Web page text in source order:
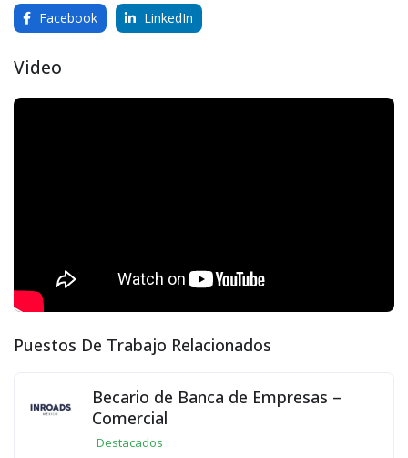
Facebook LinkedIn
Video
Puestos De Trabajo Relacionados
Becario de Banca de Empresas –
Comercial
Destacados